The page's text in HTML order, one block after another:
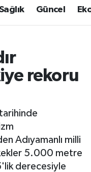
Güncel
rekoru
Adıyamanlı milli
5.000 metre
derecesiyle